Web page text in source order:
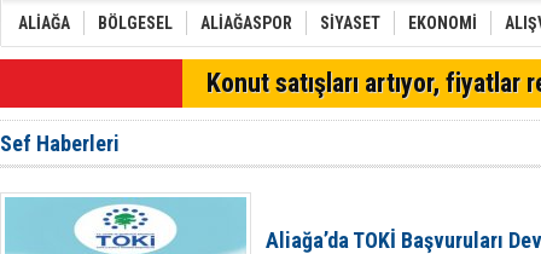
Aliağa'da
Furkan
Chp
AK Parti
Alto,
Chp
ALİAĞA BÖLGESEL ALİAĞASPOR SİYASET EKONOMİ
Konut satışları artıyor, fiyatlar
Sef Haberleri
Aliağa’da TOKİ Başvuruları